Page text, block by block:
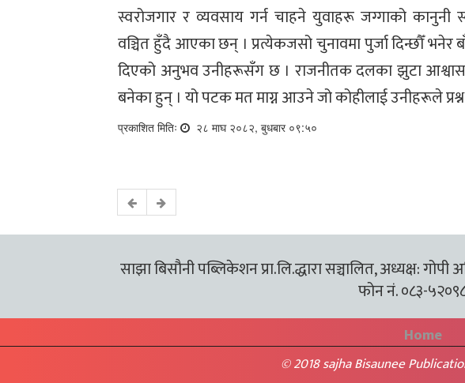
स्वरोजगार र व्यवसाय गर्न चाहने युवाहरू जग्गाको
वञ्चित हुँदै आएका छन् । प्रत्येकजसो चुनावमा पुर्जा दिन्छौँ भनेर
दिएको अनुभव उनीहरूसँग छ । राजनीतक दलका झुटा
बनेका हुन् । यो पटक मत माग्न आउने जो कोहीलाई उनीहरूले प्रश्न
प्रकाशित मितिः २८ माघ २०८२, बुधबार ०९:५०
साझा बिसौनी पब्लिकेशन प्रा.लि.द्धारा सञ्चालित, अध्यक्ष:
फोन नं. ०८३-
Home
© 2018 sajha Bisaunee